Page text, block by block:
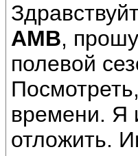
АМВ,
полевой
времени. Я
отложить.